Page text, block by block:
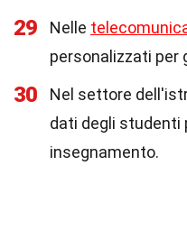
29 Nelle
personalizzati per
30
Nel settore
dati degli studenti
insegnamento.